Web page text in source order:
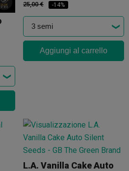
25,00 € -14%
Aggiungi al carrello
L.A. Vanilla Cake Auto